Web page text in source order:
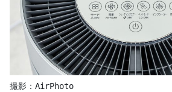
撮影：AirPhoto